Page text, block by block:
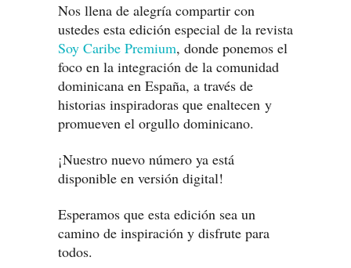
Nos llena de alegría compartir con
ustedes esta edición especial de la revista
Soy Caribe Premium, donde ponemos el
foco en la integración de la comunidad
dominicana en España, a través de
historias inspiradoras que enaltecen y
promueven el orgullo dominicano.
¡Nuestro nuevo número ya está
disponible en versión digital!
Esperamos que esta edición sea un
camino de inspiración y disfrute para
todos.